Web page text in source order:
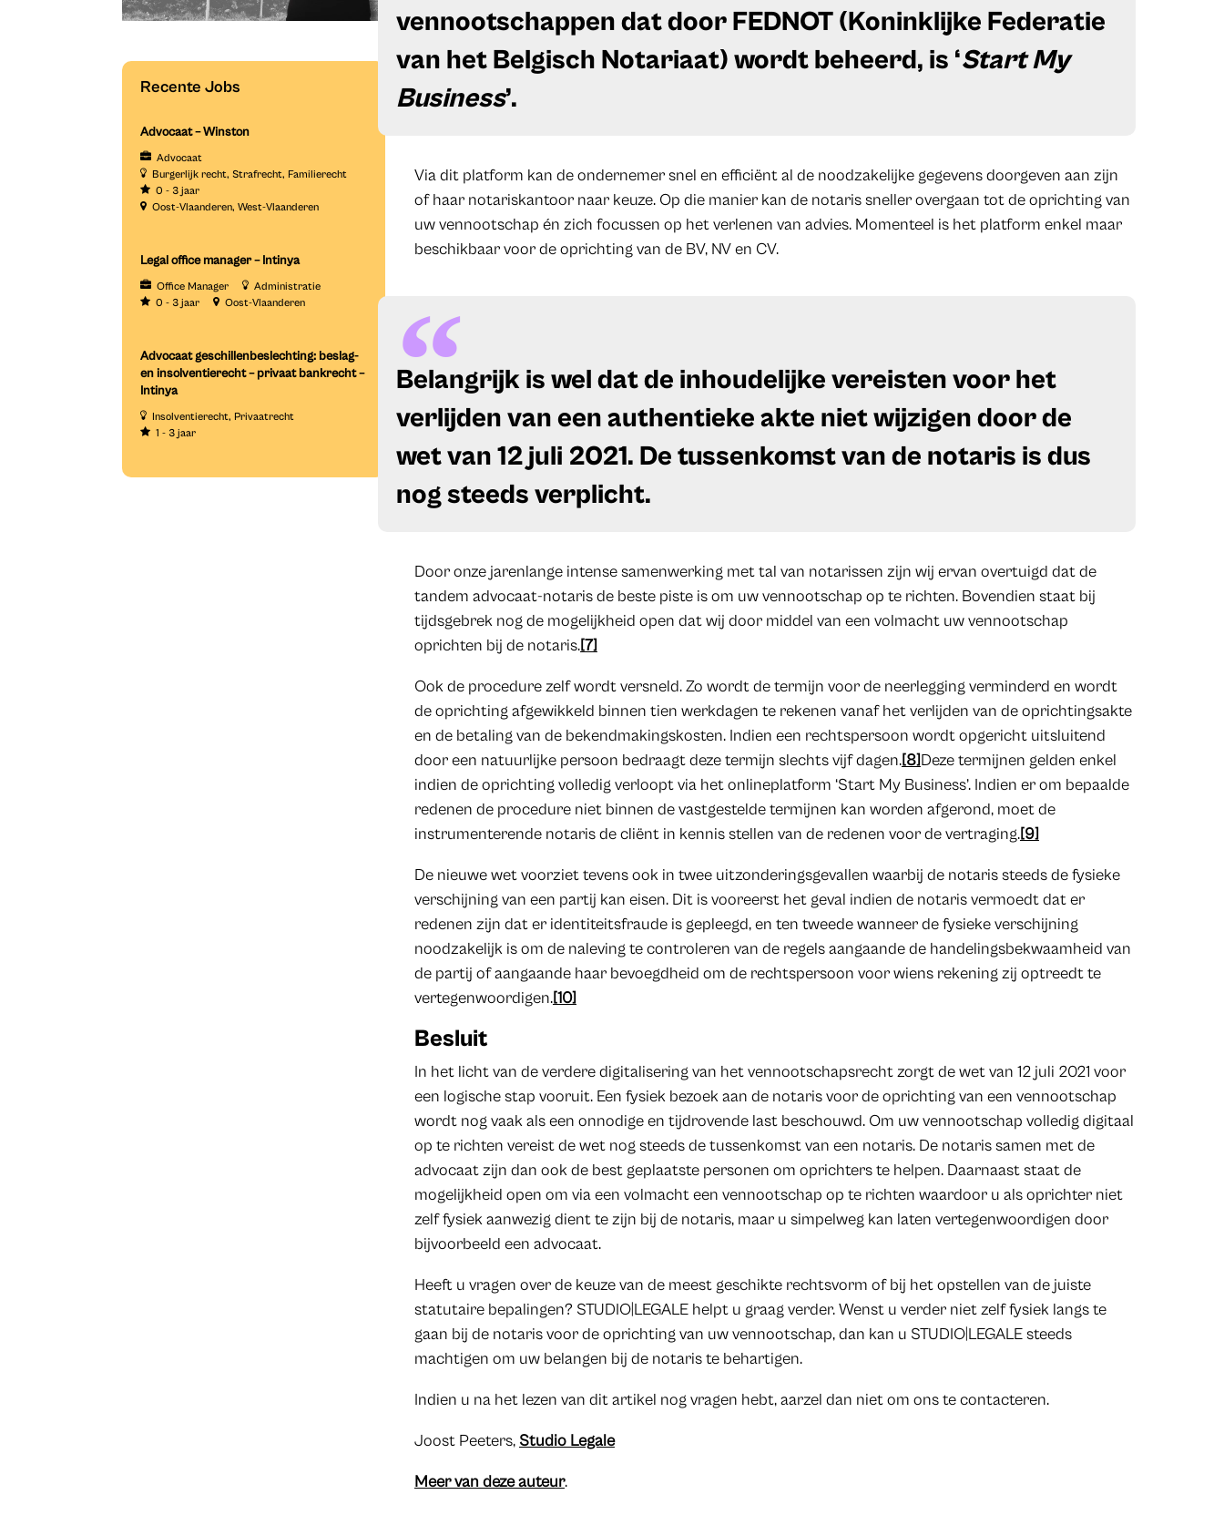
Recente Jobs
Advocaat – Winston
Advocaat
Burgerlijk recht Strafrecht Familierecht
0 - 3 jaar
Oost-Vlaanderen West-Vlaanderen
Legal office manager – Intinya
Office Manager
Administratie
0 - 3 jaar
Oost-Vlaanderen
Advocaat geschillenbeslechting: beslag-
en insolventierecht – privaat bankrecht –
Intinya
Insolventierecht Privaatrecht
1 - 3 jaar
vennootschappen dat door FEDNOT (Koninklijke Federatie
van het Belgisch Notariaat) wordt beheerd, is ‘Start My
Business’.
Via dit platform kan de ondernemer snel en efficiënt al de noodzakelijke gegevens doorgeven aan zijn
of haar notariskantoor naar keuze. Op die manier kan de notaris sneller overgaan tot de oprichting van
uw vennootschap én zich focussen op het verlenen van advies. Momenteel is het platform enkel maar
beschikbaar voor de oprichting van de BV, NV en CV.
Belangrijk is wel dat de inhoudelijke vereisten voor het
verlijden van een authentieke akte niet wijzigen door de
wet van 12 juli 2021. De tussenkomst van de notaris is dus
nog steeds verplicht.
Door onze jarenlange intense samenwerking met tal van notarissen zijn wij ervan overtuigd dat de
tandem advocaat-notaris de beste piste is om uw vennootschap op te richten. Bovendien staat bij
tijdsgebrek nog de mogelijkheid open dat wij door middel van een volmacht uw vennootschap
oprichten bij de notaris.[7]
Ook de procedure zelf wordt versneld. Zo wordt de termijn voor de neerlegging verminderd en wordt
de oprichting afgewikkeld binnen tien werkdagen te rekenen vanaf het verlijden van de oprichtingsakte
en de betaling van de bekendmakingskosten. Indien een rechtspersoon wordt opgericht uitsluitend
door een natuurlijke persoon bedraagt deze termijn slechts vijf dagen.[8]Deze termijnen gelden enkel
indien de oprichting volledig verloopt via het onlineplatform ‘Start My Business’. Indien er om bepaalde
redenen de procedure niet binnen de vastgestelde termijnen kan worden afgerond, moet de
instrumenterende notaris de cliënt in kennis stellen van de redenen voor de vertraging.[9]
De nieuwe wet voorziet tevens ook in twee uitzonderingsgevallen waarbij de notaris steeds de fysieke
verschijning van een partij kan eisen. Dit is vooreerst het geval indien de notaris vermoedt dat er
redenen zijn dat er identiteitsfraude is gepleegd, en ten tweede wanneer de fysieke verschijning
noodzakelijk is om de naleving te controleren van de regels aangaande de handelingsbekwaamheid van
de partij of aangaande haar bevoegdheid om de rechtspersoon voor wiens rekening zij optreedt te
vertegenwoordigen.[10]
Besluit
In het licht van de verdere digitalisering van het vennootschapsrecht zorgt de wet van 12 juli 2021 voor
een logische stap vooruit. Een fysiek bezoek aan de notaris voor de oprichting van een vennootschap
wordt nog vaak als een onnodige en tijdrovende last beschouwd. Om uw vennootschap volledig digitaal
op te richten vereist de wet nog steeds de tussenkomst van een notaris. De notaris samen met de
advocaat zijn dan ook de best geplaatste personen om oprichters te helpen. Daarnaast staat de
mogelijkheid open om via een volmacht een vennootschap op te richten waardoor u als oprichter niet
zelf fysiek aanwezig dient te zijn bij de notaris, maar u simpelweg kan laten vertegenwoordigen door
bijvoorbeeld een advocaat.
Heeft u vragen over de keuze van de meest geschikte rechtsvorm of bij het opstellen van de juiste
statutaire bepalingen? STUDIO|LEGALE helpt u graag verder. Wenst u verder niet zelf fysiek langs te
gaan bij de notaris voor de oprichting van uw vennootschap, dan kan u STUDIO|LEGALE steeds
machtigen om uw belangen bij de notaris te behartigen.
Indien u na het lezen van dit artikel nog vragen hebt, aarzel dan niet om ons te contacteren.
Joost Peeters, Studio Legale
Meer van deze auteur.